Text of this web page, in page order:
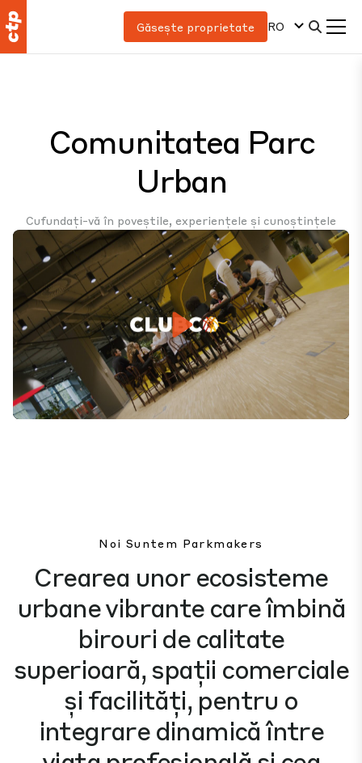
Găsește proprietate RO
Comunitatea Parc
Urban
Cufundați-vă în poveștile, experiențele și cunoștințele
care definesc parcurile noastre dinamice și
interconectate cu utilizare mixtă, unind oamenii,
întreprinderile și mediul înconjurător în armonie.
Mute Settings
Play
Noi Suntem Parkmakers
Crearea unor ecosisteme
urbane vibrante care îmbină
birouri de calitate
superioară, spații comerciale
și facilități, pentru o
integrare dinamică între